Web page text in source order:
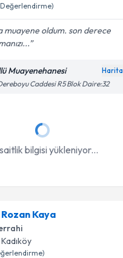
işlenmesine ilişkin
ve kişisel verilerimin
Takvim Talebini Gönder
Değerlendirme)
muayene oldum. son derece
Muayenehanesi
Caddesi R5 Blok Daire:32
bilgisi yükleniyor...
Kaya
Kadıköy